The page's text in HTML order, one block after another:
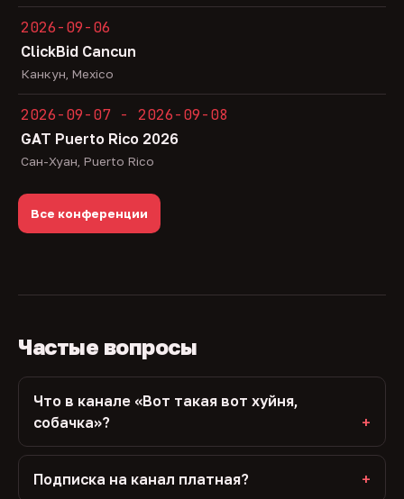
2026-09-06
ClickBid Cancun
Канкун, Mexico
2026-09-07 - 2026-09-08
GAT Puerto Rico 2026
Сан-Хуан, Puerto Rico
Все конференции
Частые вопросы
Что в канале «Вот такая вот хуйня,
собачка»?
Подписка на канал платная?